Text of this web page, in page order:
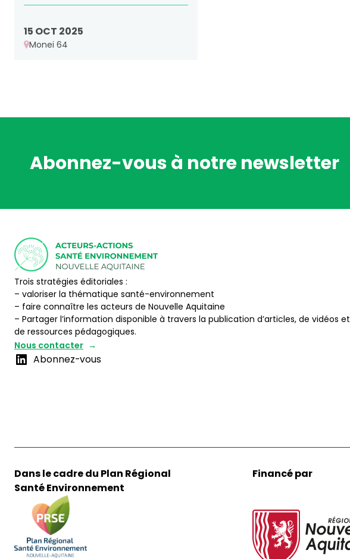
15 OCT 2025
Monei 64
Abonnez-vous à notre newsletter
Trois stratégies éditoriales :
– valoriser la thématique santé-environnement
– faire connaître les acteurs de Nouvelle Aquitaine
– Partager l’information disponible à travers la publication d’articles, de vidéos et
de ressources pédagogiques.
Nous contacter
Abonnez-vous
Dans le cadre du Plan Régional
Santé Environnement
Financé par